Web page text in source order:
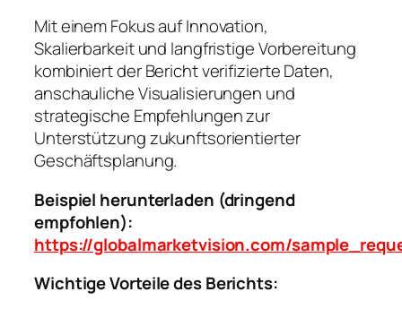
Mit einem Fokus auf Innovation,
Skalierbarkeit und langfristige Vorbereitung
kombiniert der Bericht verifizierte Daten,
anschauliche Visualisierungen und
strategische Empfehlungen zur
Unterstützung zukunftsorientierter
Geschäftsplanung.
Beispiel herunterladen (dringend
empfohlen):
https://globalmarketvision.com/
Wichtige Vorteile des Berichts: